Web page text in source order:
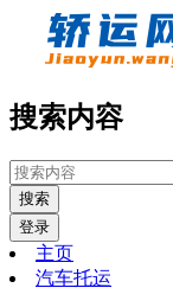
搜索内容
搜索
登录
主页
汽车托运